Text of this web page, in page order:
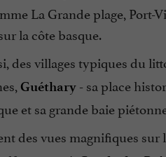
La Grande plage, Port-
la côte basque.
des villages typiques du
Guéthary- sa place
et sa grande baie
des vues magnifiques